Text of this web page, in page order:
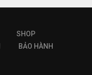
SHOP
BẢO HÀNH